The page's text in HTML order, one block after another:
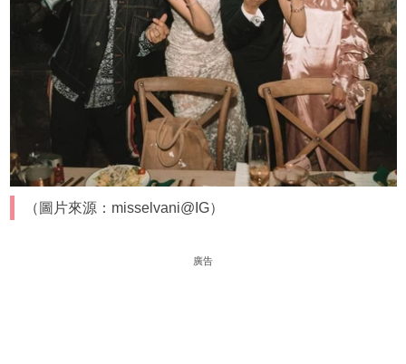
（圖片來源：misselvani@IG）
廣告